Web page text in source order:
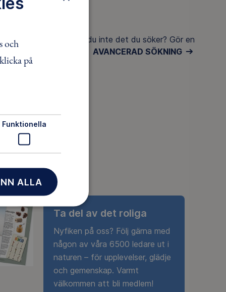
Hittar du inte det du söker? Gör en
AVANCERAD SÖKNING
Ta del av det roliga
Nyfiken på oss? Följ gärna med
någon av våra 6500 ledare ut i
naturen – för upplevelser, glädje
och gemenskap. Varmt
välkommen att bli medlem!
och
på
Funktionella
ALLA